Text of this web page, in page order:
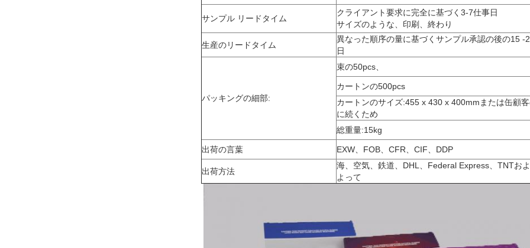
サンプル リードタイム
クライアント要求に完全に基づく3-7仕事日
サイズのような、印刷、終わり
生産のリードタイム
異なった順序の量に基づくサンプル承認の後の15 -
日
パッキングの細部:
束の50pcs、
カートンの500pcs
カートンのサイズ:455 x 430 x 400mmまたは缶顧
に続くため
総重量:15kg
出荷の言葉 EXW、FOB、CFR、CIF、DDP
出荷方法
海、空気、鉄道、DHL、Federal Express、TNTお
よって